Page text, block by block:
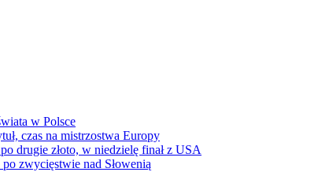
w Polsce
czas na mistrzostwa Europy
drugie złoto, w niedzielę finał z USA
zwycięstwie nad Słowenią